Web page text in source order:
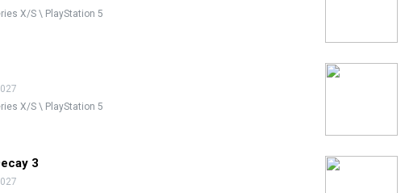
X/S \ PlayStation 5
X/S \ PlayStation 5
3